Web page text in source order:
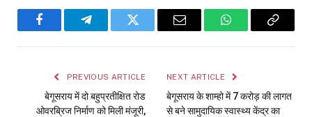
FacebookTelegramTwitter Email WhatsAppCopy
PREVIOUS ARTICLE
बेगूसराय में दो बहुप्रतीक्षित रोड
ओवरब्रिज निर्माण को मिली मंजूरी,
NEXT ARTICLE
बेगूसराय के शाम्हो में 7 करोड़ की लागत
से बने सामुदायिक स्वास्थ्य केंद्र का